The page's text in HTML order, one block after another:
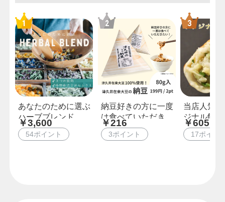
あなたのために選ぶ
ハーブブレンド
￥3,600
54ポイント
納豆好きの方に一度
は食べていただきた
い津久井在来大豆の
納豆 80g 【...
￥216
3ポイント
当店人気
ジナル餃
野菜とに
みたっぷ
￥605
17ポイン